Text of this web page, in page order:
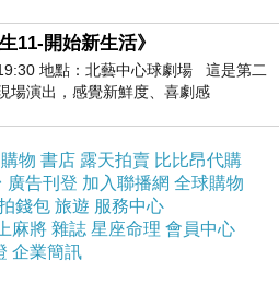
11-開始新生活》
地點：北藝中心球劇場 這是第二
場演出，感覺新鮮度、喜劇感
物 書店 露天拍賣 比比昂代購
廣告刊登 加入聯播網 全球購物
錢包 旅遊 服務中心
麻將 雜誌 星座命理 會員中心
企業簡訊